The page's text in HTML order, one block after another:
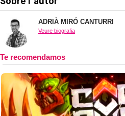
ADRIÀ MIRÓ CANTURRI
Veure biografia